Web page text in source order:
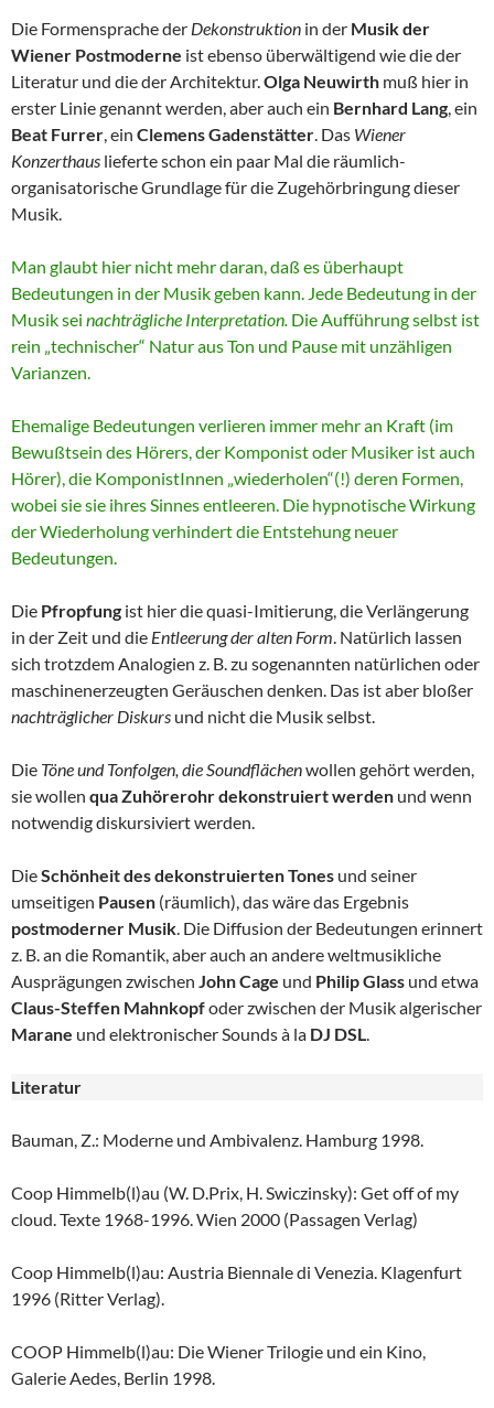
Die Formensprache der Dekonstruktion in der Musik der
Wiener Postmoderne ist ebenso überwältigend wie die der
Literatur und die der Architektur.Olga Neuwirth muß hier in
erster Linie genannt werden, aber auch ein Bernhard Lang, ein
Beat Furrer, ein Clemens Gadenstätter. Das Wiener
Konzerthaus lieferte schon ein paar Mal die räumlich-
organisatorische Grundlage für die Zugehörbringung dieser
Musik.
Man glaubt hier nicht mehr daran, daß es überhaupt
Bedeutungen in der Musik geben kann. Jede Bedeutung in der
Musik sei nachträgliche Interpretation. Die Aufführung selbst ist
rein „technischer“ Natur aus Ton und Pause mit unzähligen
Varianzen.
Ehemalige Bedeutungen verlieren immer mehr an Kraft (im
Bewußtsein des Hörers, der Komponist oder Musiker ist auch
Hörer), die KomponistInnen „wiederholen“(!) deren Formen,
wobei sie sie ihres Sinnes entleeren. Die hypnotische Wirkung
der Wiederholung verhindert die Entstehung neuer
Bedeutungen.
Die Pfropfung ist hier die quasi-Imitierung, die Verlängerung
in der Zeit und die Entleerung der alten Form. Natürlich lassen
sich trotzdem Analogien z. B. zu sogenannten natürlichen oder
maschinenerzeugten Geräuschen denken. Das ist aber bloßer
nachträglicher Diskurs und nicht die Musik selbst.
Die Töne und Tonfolgen, die Soundflächenwollen gehört werden,
sie wollen qua Zuhörerohr dekonstruiert werden und wenn
notwendig diskursiviert werden.
DieSchönheit des dekonstruierten Tones und seiner
umseitigen Pausen (räumlich), das wäre das Ergebnis
postmoderner Musik. Die Diffusion der Bedeutungen erinnert
z. B. an die Romantik, aber auch an andere weltmusikliche
Ausprägungen zwischen John Cage und Philip Glass und etwa
Claus-Steffen Mahnkopfoder zwischen der Musik algerischer
Marane und elektronischer Sounds à la DJ DSL.
Literatur
Bauman, Z.: Moderne und Ambivalenz. Hamburg 1998.
Coop Himmelb(l)au (W. D.Prix, H. Swiczinsky): Get off of my
cloud. Texte 1968-1996. Wien 2000 (Passagen Verlag)
Coop Himmelb(l)au: Austria Biennale di Venezia. Klagenfurt
1996 (Ritter Verlag).
COOP Himmelb(l)au: Die Wiener Trilogie und ein Kino,
Galerie Aedes, Berlin 1998.